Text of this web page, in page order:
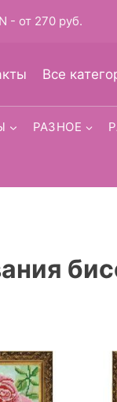
Все
РАЗНОЕ
- от 270 руб.